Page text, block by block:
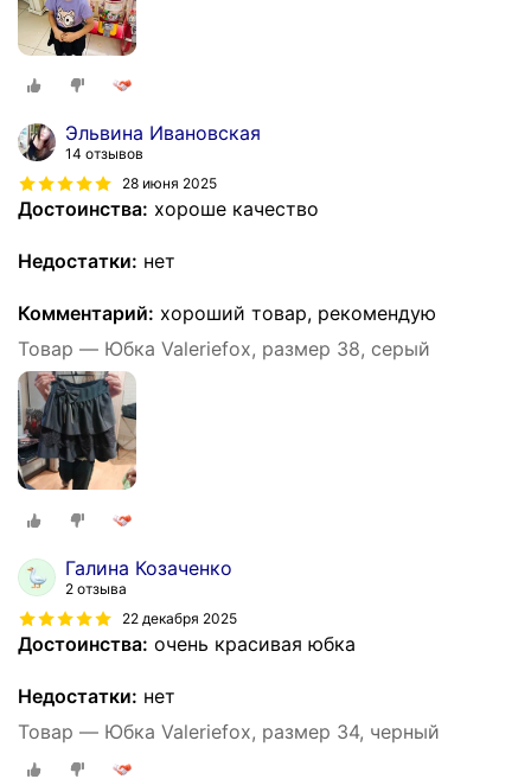
Эльвина Ивановская
14 отзывов
28 июня 2025
Достоинства: хороше качество
Недостатки: нет
Комментарий: хороший товар, рекомендую
Товар — Юбка Valeriefox, размер 38, серый
Галина Козаченко
2 отзыва
22 декабря 2025
Достоинства: очень красивая юбка
Недостатки: нет
Товар — Юбка Valeriefox, размер 34, черный